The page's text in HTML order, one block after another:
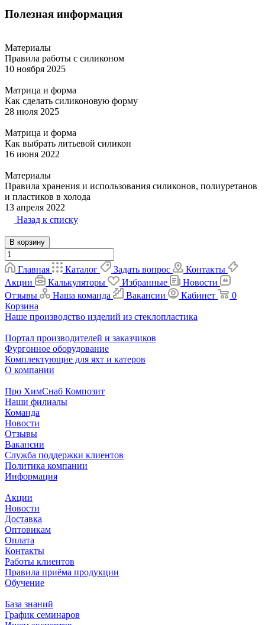
Полезная информация
Материалы
Правила работы с силиконом
10 ноября 2025
Матрица и форма
Как сделать силиконовую форму
28 июля 2025
Матрица и форма
Как выбрать литьевой силикон
16 июня 2022
Материалы
Правила хранения и использования силиконов, полиуретанов
и пластиков в холода
13 апреля 2022
Назад к списку
В корзину
Главная Каталог Задать вопрос
Контакты
Акции
Калькуляторы Избранные
Новости
Отзывы
Наша команда Вакансии Кабинет
0
Корзина
Наше производство изделий из стеклопластика
Портал производителей и заказчиков
Фургонное оборудование
Комплектующие для яхт и катеров
О компании
Про ХимСнаб Композит
Наши филиалы
Команда
Новости
Отзывы
Вакансии
Служба поддержки клиентов
Политика компании
Информация
Акции
Новости
Доставка
Оптовикам
Оплата
Контакты
Работы клиентов
Правила приёма продукции
Обучение
База знаний
График семинаров